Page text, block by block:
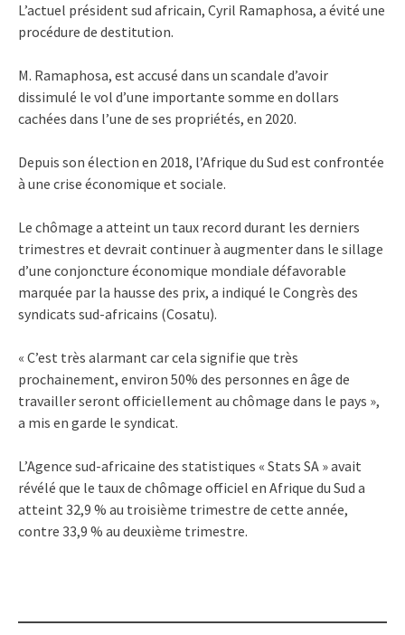
L’actuel président sud africain, Cyril Ramaphosa, a évité une
procédure de destitution.
M. Ramaphosa, est accusé dans un scandale d’avoir
dissimulé le vol d’une importante somme en dollars
cachées dans l’une de ses propriétés, en 2020.
Depuis son élection en 2018, l’Afrique du Sud est confrontée
à une crise économique et sociale.
Le chômage a atteint un taux record durant les derniers
trimestres et devrait continuer à augmenter dans le sillage
d’une conjoncture économique mondiale défavorable
marquée par la hausse des prix, a indiqué le Congrès des
syndicats sud-africains (Cosatu).
« C’est très alarmant car cela signifie que très
prochainement, environ 50% des personnes en âge de
travailler seront officiellement au chômage dans le pays »,
a mis en garde le syndicat.
L’Agence sud-africaine des statistiques « Stats SA » avait
révélé que le taux de chômage officiel en Afrique du Sud a
atteint 32,9 % au troisième trimestre de cette année,
contre 33,9 % au deuxième trimestre.